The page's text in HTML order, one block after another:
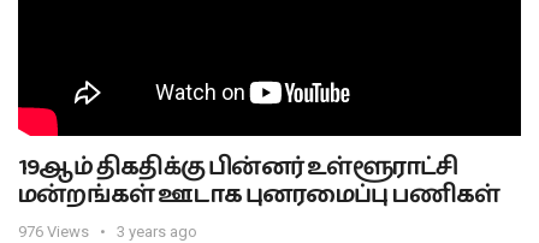
19ஆம் திகதிக்கு பின்னர் உள்ளூராட்சி
மன்றங்கள் ஊடாக புனரமைப்பு பணிகள்
976 Views 3 years ago